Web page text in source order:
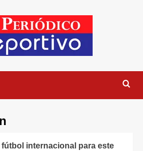
internacional para este